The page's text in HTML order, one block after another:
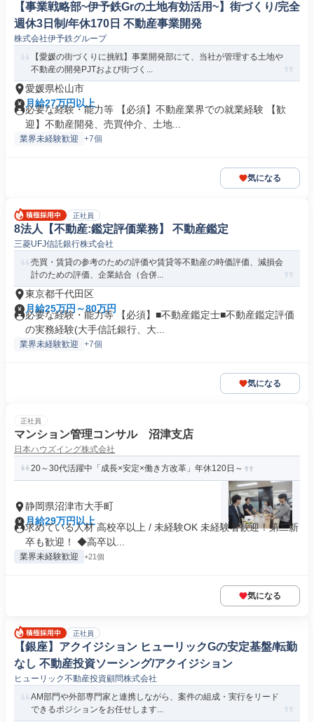
【事業戦略部~伊予鉄Grの土地有効活用~】街づくり/完全
週休3日制/年休170日 不動産事業開発
株式会社伊予鉄グループ
【愛媛の街づくりに挑戦】事業開発部にて、当社が管理する土地や
不動産の開発PJTおよび街づく...
愛媛県松山市
月給27万円以上
必要な経験・能力等 【必須】不動産業界での就業経験 【歓
迎】不動産開発、売買仲介、土地...
業界未経験歓迎 +7個
気になる
正社員
8法人【不動産:鑑定評価業務】 不動産鑑定
三菱UFJ信託銀行株式会社
売買・賃貸の参考のための評価や賃貸等不動産の時価評価、減損会
計のための評価、企業結合（合併...
東京都千代田区
月給25万円～80万円
必要な経験・能力等 【必須】■不動産鑑定士■不動産鑑定評価
の実務経験(大手信託銀行、大...
業界未経験歓迎 +7個
気になる
正社員
マンション管理コンサル 沼津支店
日本ハウズイング株式会社
20～30代活躍中「成長×安定×働き方改革」年休120日～
静岡県沼津市大手町
月給29万円以上
求めている人材 高校卒以上 / 未経験OK 未経験者歓迎！第二新
卒も歓迎！ ◆高卒以...
業界未経験歓迎 +21個
気になる
正社員
【銀座】アクイジション ヒューリックGの安定基盤/転勤
なし 不動産投資ソーシング/アクイジション
ヒューリック不動産投資顧問株式会社
AM部門や外部専門家と連携しながら、案件の組成・実行をリード
できるポジションをお任せします...